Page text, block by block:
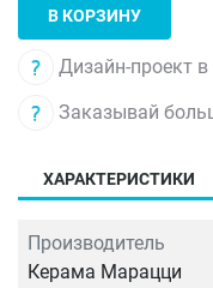
В КОРЗИНУ
Дизайн-проект
Заказывай
ХАРАКТЕРИСТИКИ
Производитель
Керама Марацци